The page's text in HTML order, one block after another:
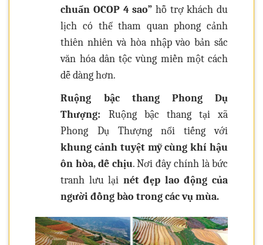
chuẩn OCOP 4 sao” hỗ trợ khách du
lịch có thể tham quan phong cảnh
thiên nhiên và hòa nhập vào bản sắc
văn hóa dân tộc vùng miền một cách
dễ dàng hơn.
Ruộng bậc thang Phong Dụ
Thượng: Ruộng bậc thang tại xã
Phong Dụ Thượng nổi tiếng với
khung cảnh tuyệt mỹ cùng khí hậu
ôn hòa, dễ chịu. Nơi đây chính là bức
tranh lưu lại nét đẹp lao động của
người đồng bào trong các vụ mùa.